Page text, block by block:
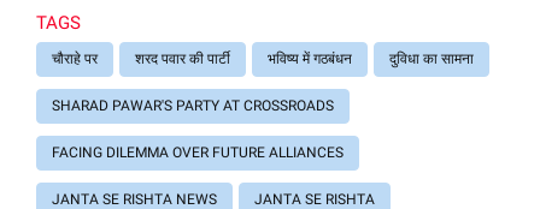
TAGS
चौराहे पर शरद पवार की पार्टी भविष्य में गठबंधन दुविधा का सामना
SHARAD PAWAR'S PARTY AT CROSSROADS
FACING DILEMMA OVER FUTURE ALLIANCES
JANTA SE RISHTA NEWS JANTA SE RISHTA